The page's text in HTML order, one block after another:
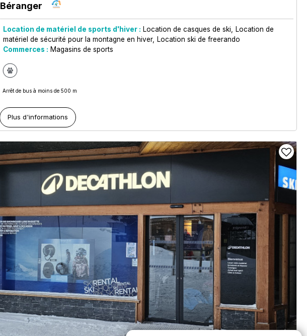
Béranger
Location de matériel de sports d'hiver : Location de casques de ski
Location de
matériel de sécurité pour la montagne en hiver
Location ski de freerando
Commerces : Magasins de sports
Arrêt de bus à moins de 500 m
Plus d'informations